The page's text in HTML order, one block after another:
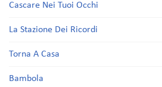
Cascare Nei Tuoi Occhi
La Stazione Dei Ricordi
Torna A Casa
Bambola